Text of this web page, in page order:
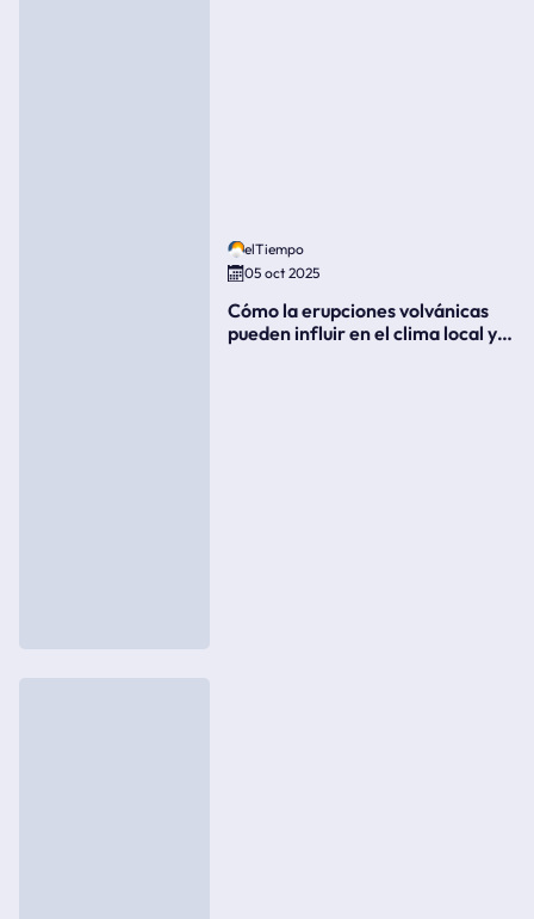
elTiempo
05 oct 2025
Cómo la erupciones volvánicas
pueden influir en el clima local y